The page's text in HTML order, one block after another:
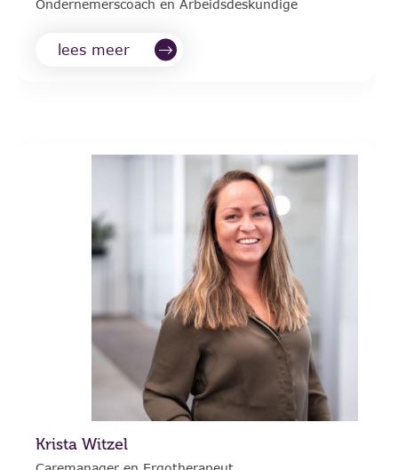
Ondernemerscoach en Arbeidsdeskundige
lees meer
Krista Witzel